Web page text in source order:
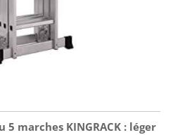
5 marches KINGRACK : léger